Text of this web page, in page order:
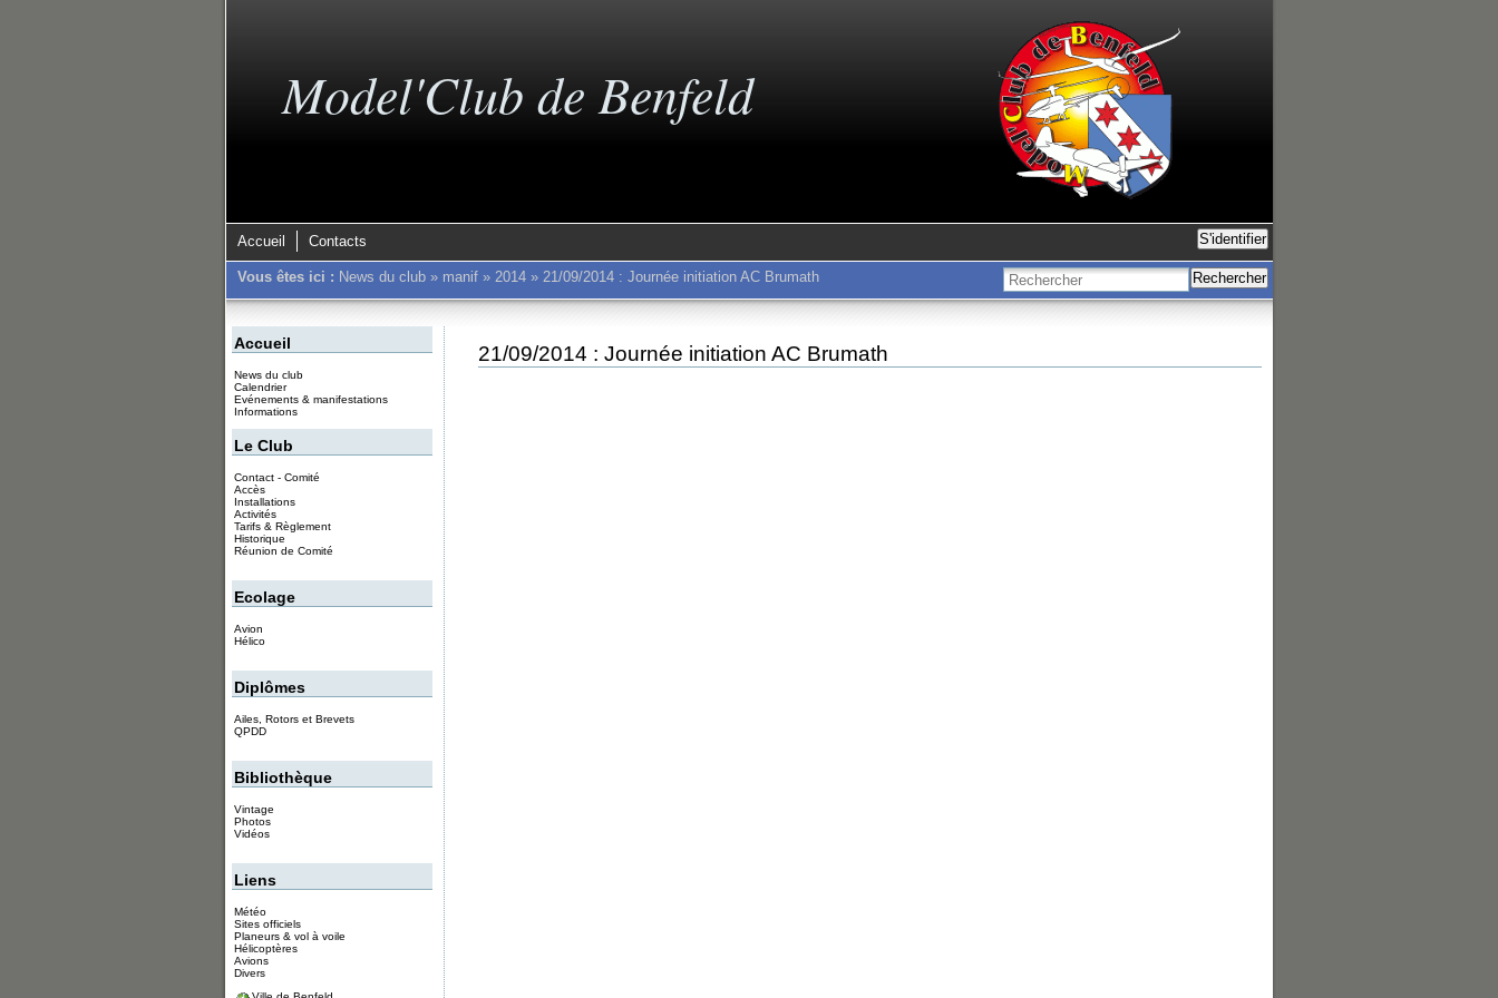
Model'Club de Benfeld
Accueil Contacts S'identifier
Vous êtes ici : News du club» manif» 2014» 21/09/2014 : Journée initiation AC Brumath Rechercher
21/09/2014 : Journée initiation AC Brumath
Accueil
News du club
Calendrier
Evénements & manifestations
Informations
Le Club
Contact - Comité
Accès
Installations
Activités
Tarifs & Règlement
Historique
Réunion de Comité
Ecolage
Avion
Hélico
Diplômes
Ailes, Rotors et Brevets
QPDD
Bibliothèque
Vintage
Photos
Vidéos
Liens
Météo
Sites officiels
Planeurs & vol à voile
Hélicoptères
Avions
Divers